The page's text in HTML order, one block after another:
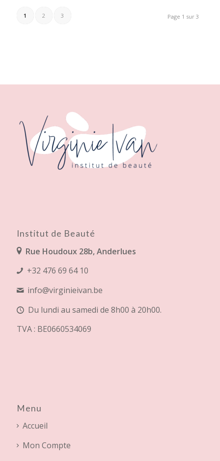
Page 1 sur 3
1 2 3
Institut de Beauté
Rue Houdoux 28b, Anderlues
+32 476 69 64 10
info@virginieivan.be
Du lundi au samedi de 8h00 à 20h00.
TVA : BE0660534069
Menu
Accueil
Mon Compte